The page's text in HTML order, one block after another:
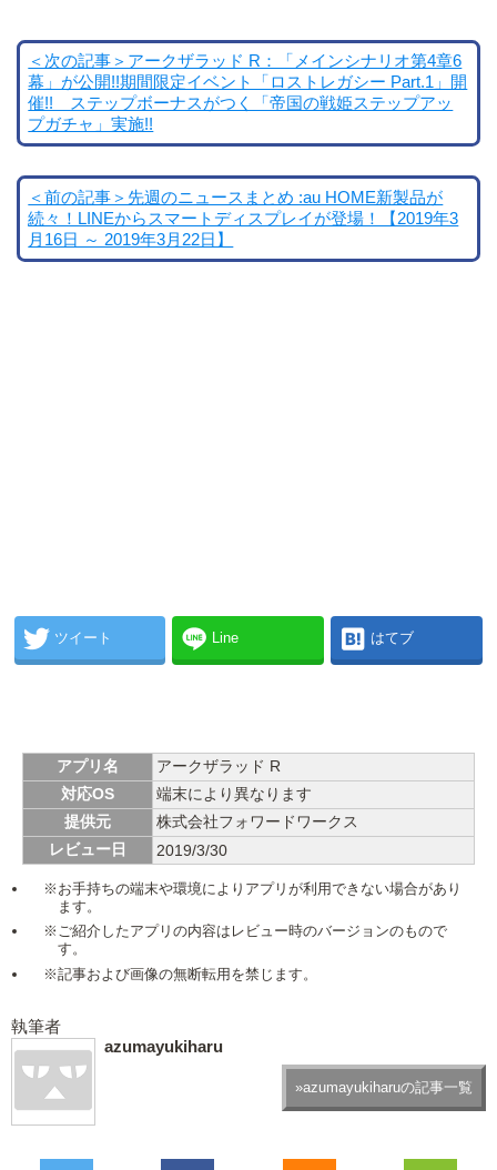
＜次の記事＞アークザラッド R：「メインシナリオ第4章6
幕」が公開!!期間限定イベント「ロストレガシー Part.1」開
催!! ステップボーナスがつく「帝国の戦姫ステップアッ
プガチャ」実施!!
＜前の記事＞先週のニュースまとめ :au HOME新製品が
続々！LINEからスマートディスプレイが登場！【2019年3
月16日 ～ 2019年3月22日】
ツイート Line はてブ
アプリ名
アークザラッド R
対応OS
端末により異なります
提供元
株式会社フォワードワークス
レビュー日
2019/3/30
※お手持ちの端末や環境によりアプリが利用できない場合があり
ます。
※ご紹介したアプリの内容はレビュー時のバージョンのもので
す。
※記事および画像の無断転用を禁じます。
執筆者
azumayukiharu
»azumayukiharuの記事一覧